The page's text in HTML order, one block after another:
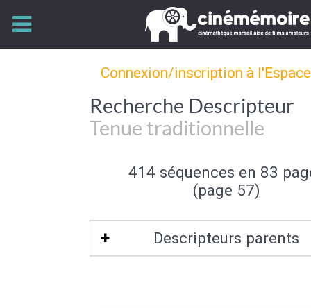
Connexion/inscription à
Recherche Descripteur
Tenue traditionnelle
414 séquences en 83
(page 57)
Descripteurs parents